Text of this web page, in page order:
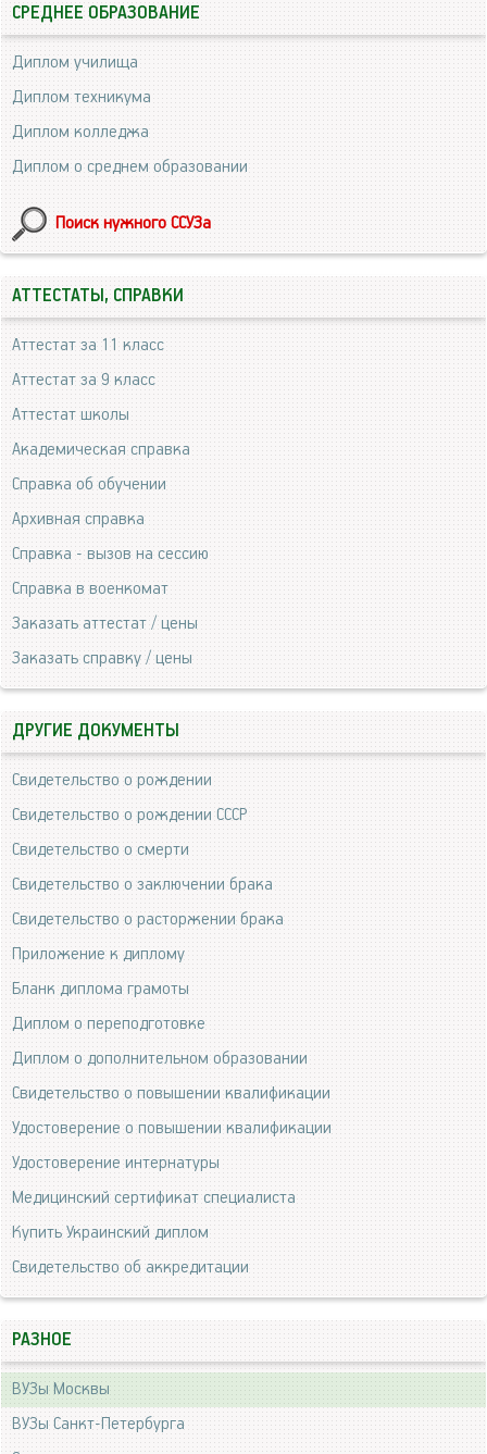
СРЕДНЕЕ ОБРАЗОВАНИЕ
Диплом училища
Диплом техникума
Диплом колледжа
Диплом о среднем образовании
Поиск нужного ССУЗа
АТТЕСТАТЫ, СПРАВКИ
Аттестат за 11 класс
Аттестат за 9 класс
Аттестат школы
Академическая справка
Справка об обучении
Архивная справка
Справка - вызов на сессию
Справка в военкомат
Заказать аттестат / цены
Заказать справку / цены
ДРУГИЕ ДОКУМЕНТЫ
Свидетельство о рождении
Свидетельство о рождении СССР
Свидетельство о смерти
Свидетельство о заключении брака
Свидетельство о расторжении брака
Приложение к диплому
Бланк диплома грамоты
Диплом о переподготовке
Диплом о дополнительном образовании
Свидетельство о повышении квалификации
Удостоверение о повышении квалификации
Удостоверение интернатуры
Медицинский сертификат специалиста
Купить Украинский диплом
Свидетельство об аккредитации
РАЗНОЕ
ВУЗы Москвы
ВУЗы Санкт-Петербурга